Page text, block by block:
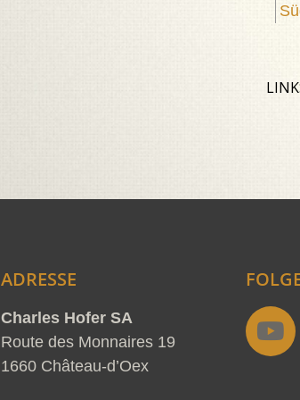
ADRESSE
Charles Hofer SA
Route des Monnaires 19
1660 Château-d’Oex
Y
o